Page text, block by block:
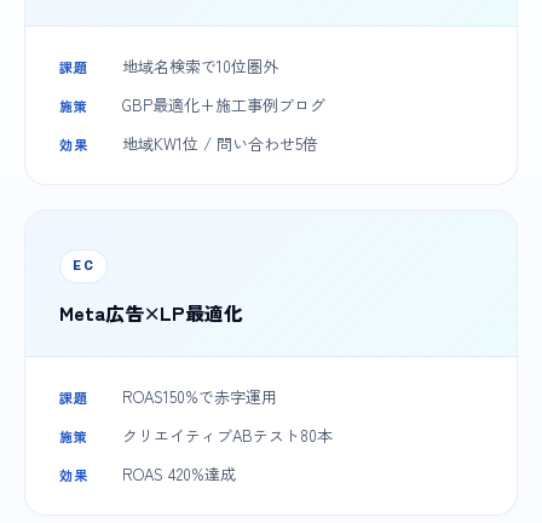
課題 地域名検索で10位圏外
施策 GBP最適化+施工事例ブログ
効果 地域KW1位 / 問い合わせ5倍
EC
Meta広告×LP最適化
課題 ROAS150%で赤字運用
施策 クリエイティブABテスト80本
効果 ROAS 420%達成